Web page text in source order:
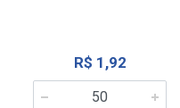
R$ 1,92